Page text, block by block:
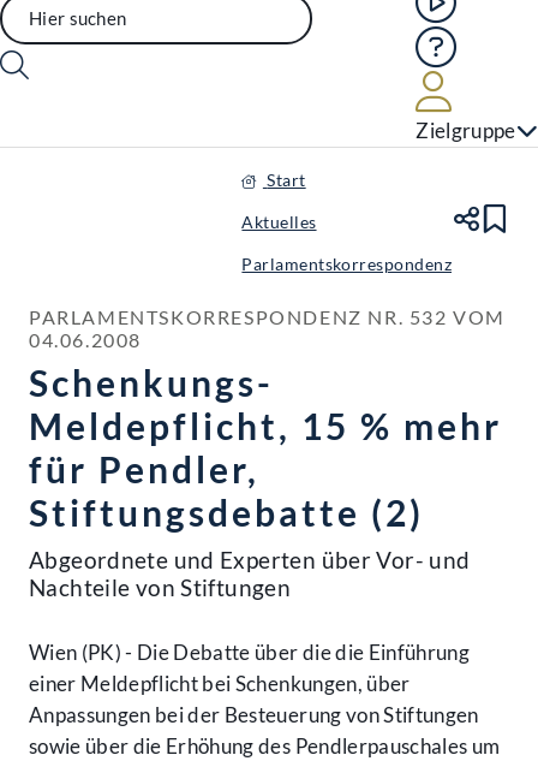
Hilfe
Zielgruppe
Start
Aktuelles
Parlamentskorrespondenz
PARLAMENTSKORRESPONDENZ NR. 532 VOM
04.06.2008
Schenkungs-
Meldepflicht, 15 % mehr
für Pendler,
Stiftungsdebatte (2)
Abgeordnete und Experten über Vor- und
Nachteile von Stiftungen
Wien (PK) - Die Debatte über die die Einführung
einer Meldepflicht bei Schenkungen, über
Anpassungen bei der Besteuerung von Stiftungen
sowie über die Erhöhung des Pendlerpauschales um